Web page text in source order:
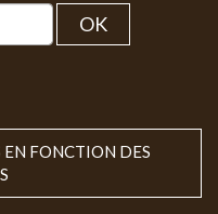
OK
EN FONCTION DES